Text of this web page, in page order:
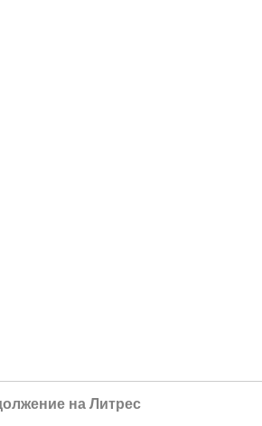
на Литрес